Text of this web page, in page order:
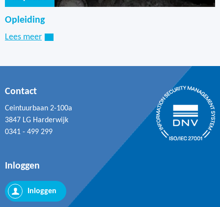
Opleiding
Lees meer
Contact
Ceintuurbaan 2-100a
3847 LG Harderwijk
0341 - 499 299
Inloggen
Inloggen